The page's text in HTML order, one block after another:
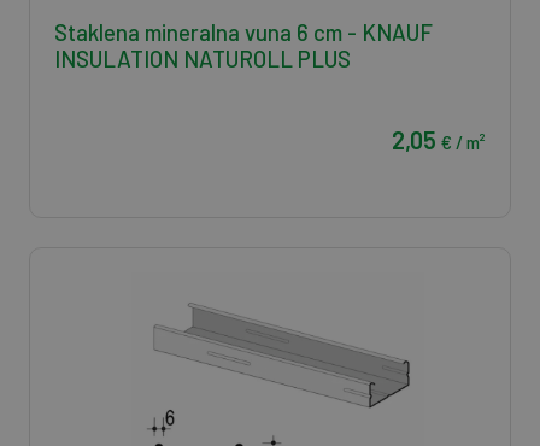
Staklena mineralna vuna 6 cm - KNAUF
INSULATION NATUROLL PLUS
2,05 € / m²